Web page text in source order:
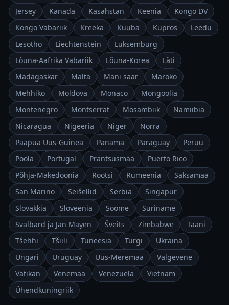
Jersey
Kanada Kasahstan Keenia
Kongo DV
Kongo Vabariik
Kreeka Kuuba Küpros
Leedu
Lesotho
Liechtenstein
Luksemburg
Lõuna-Aafrika Vabariik
Lõuna-Korea
Läti
Madagaskar
Malta Mani saar
Maroko
Mehhiko
Moldova Monaco
Mongoolia
Montenegro
Montserrat Mosambiik
Namiibia
Nicaragua
Nigeeria Niger
Norra
Paapua Uus-Guinea
Panama Paraguay
Peruu
Poola
Portugal Prantsusmaa
Puerto Rico
Põhja-Makedoonia
Rootsi Rumeenia
Saksamaa
San Marino
Seišellid Serbia
Singapur
Slovakkia
Sloveenia Soome
Suriname
Svalbard ja Jan Mayen
Šveits Zimbabwe
Taani
Tšehhi
Tšiili Tuneesia Türgi
Ukraina
Ungari
Uruguay Uus-Meremaa
Valgevene
Vatikan
Venemaa Venezuela
Vietnam
Ühendkuningriik